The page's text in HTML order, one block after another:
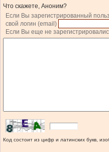
Что скажете, Аноним?
Если Вы зарегистрированный
свой логин (email)
Если Вы еще не
Код состоит из цифр и латинских букв,